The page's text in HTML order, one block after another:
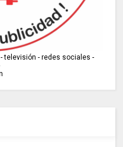
televisión - redes sociales -